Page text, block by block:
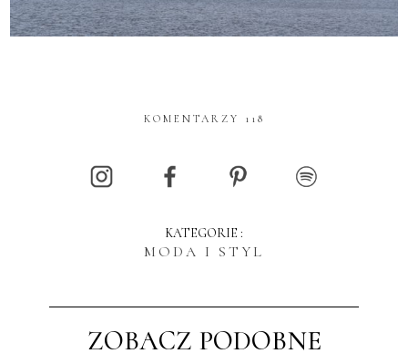
KOMENTARZY 118
KATEGORIE :
MODA I STYL
ZOBACZ PODOBNE